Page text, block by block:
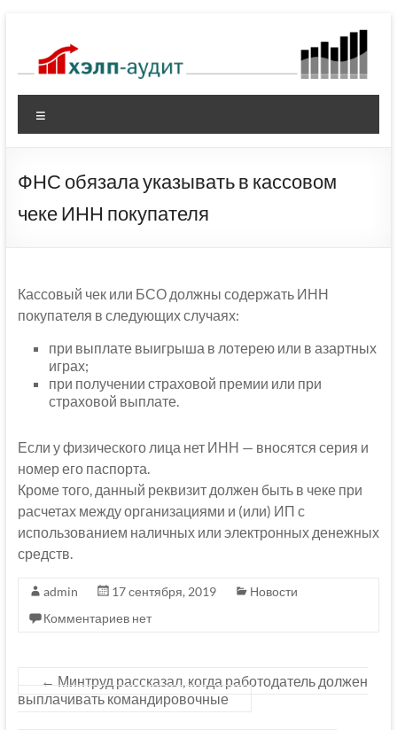
содержимому
ФНС обязала указывать в кассовом
чеке ИНН покупателя
Кассовый чек или БСО должны содержать ИНН
покупателя в следующих случаях:
при выплате выигрыша в лотерею или в азартных
играх;
при получении страховой премии или при
страховой выплате.
Если у физического лица нет ИНН — вносятся серия и
номер его паспорта.
Кроме того, данный реквизит должен быть в чеке при
расчетах между организациями и (или) ИП с
использованием наличных или электронных денежных
средств.
admin 17 сентября, 2019
Новости
Комментариев нет
← Минтруд рассказал, когда работодатель должен
выплачивать командировочные